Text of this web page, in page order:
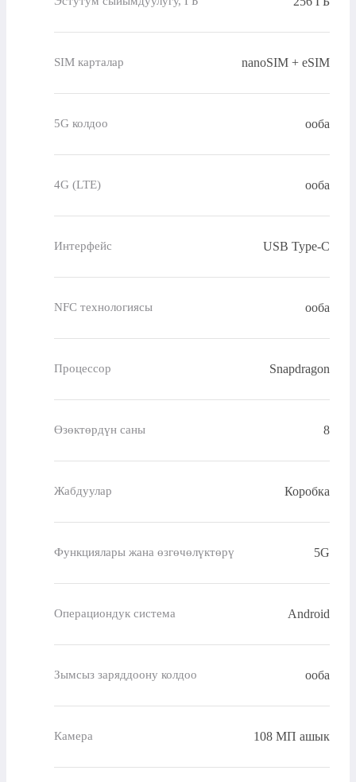
SIM карталар nanoSIM + eSIM
5G колдоо ооба
4G (LTE) ооба
Интерфейс USB Type-C
NFC технологиясы ооба
Процессор Snapdragon
Өзөктөрдүн саны 8
Жабдуулар Коробка
Функциялары жана өзгөчөлүктөрү 5G
Операциондук система Android
Зымсыз заряддоону колдоо ооба
Камера 108 МП ашык